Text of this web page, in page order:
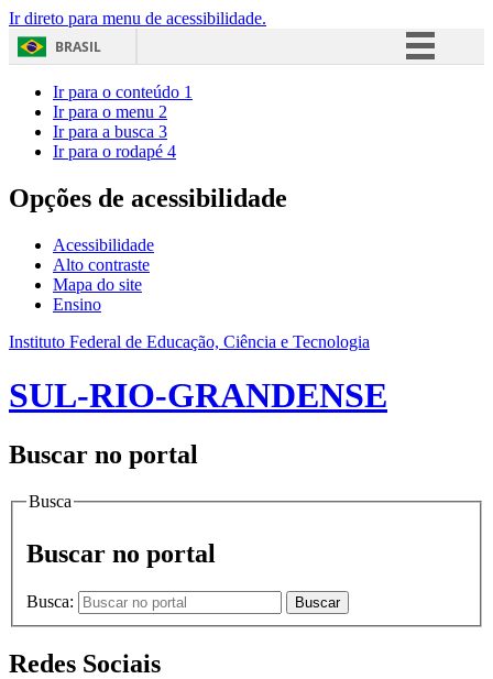
Ir direto para menu de acessibilidade.
BRASIL
Acesso à informação
Ir para o conteúdo 1
Ir para o menu 2
Ir para a busca 3
Ir para o rodapé 4
Opções de acessibilidade
Acessibilidade
Alto contraste
Mapa do site
Ensino
Instituto Federal de Educação, Ciência e Tecnologia
SUL-RIO-GRANDENSE
Buscar no portal
Busca
Buscar no portal
Busca: Buscar
Redes Sociais